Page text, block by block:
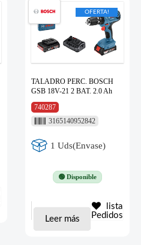
OFERTA!
TALADRO PERC. BOSCH
GSB 18V-21 2 BAT. 2.0 Ah
740287
3165140952842
1 Uds(Envase)
🟢 Disponible
Leer más
lista
Pedidos